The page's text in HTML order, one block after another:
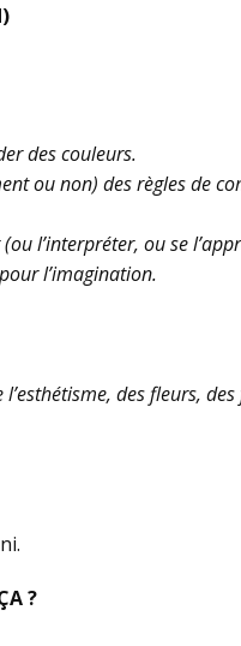
des couleurs.
ou non) des règles de
l’interpréter, ou se
l’imagination.
des fleurs,
?